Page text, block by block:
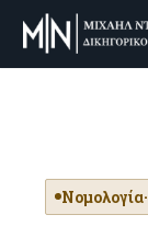
Νομολογία·